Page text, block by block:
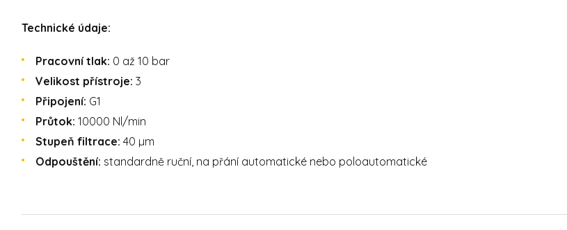
Technické údaje:
Pracovní tlak: 0 až 10 bar
Velikost přístroje: 3
Připojení: G1
Průtok: 10000 Nl/min
Stupeň filtrace: 40 µm
Odpouštění: standardně ruční, na přání automatické nebo poloautomatické